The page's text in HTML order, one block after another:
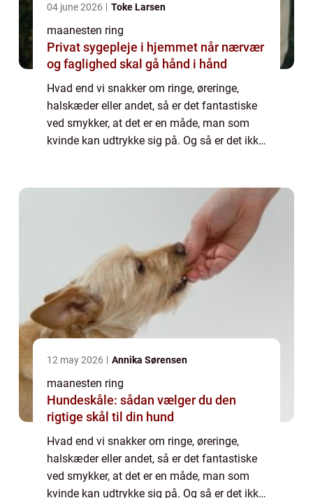
04 june 2026 Toke Larsen
maanesten ring
Privat sygepleje i hjemmet når nærvær
og faglighed skal gå hånd i hånd
Hvad end vi snakker om ringe, øreringe,
halskæder eller andet, så er det fantastiske
ved smykker, at det er en måde, man som
kvinde kan udtrykke sig på. Og så er det ikke
12 may 2026 Annika Sørensen
maanesten ring
Hundeskåle: sådan vælger du den
rigtige skål til din hund
Hvad end vi snakker om ringe, øreringe,
halskæder eller andet, så er det fantastiske
ved smykker, at det er en måde, man som
kvinde kan udtrykke sig på. Og så er det ikke